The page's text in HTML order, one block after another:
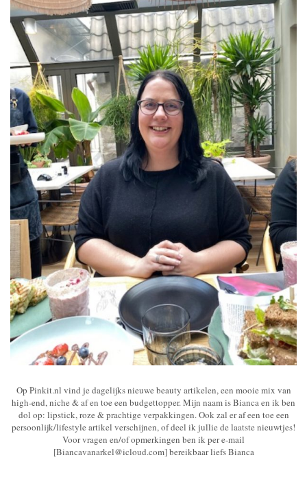
Op Pinkit.nl vind je dagelijks nieuwe beauty artikelen, een mooie mix van
high-end, niche & af en toe een budgettopper. Mijn naam is Bianca en ik ben
dol op: lipstick, roze & prachtige verpakkingen. Ook zal er af een toe een
persoonlijk/lifestyle artikel verschijnen, of deel ik jullie de laatste nieuwtjes!
Voor vragen en/of opmerkingen ben ik per e-mail
[Biancavanarkel@icloud.com] bereikbaar liefs Bianca